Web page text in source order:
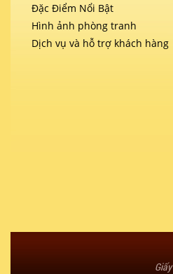
Đặc Điểm Nổi Bật
Hình ảnh phòng tranh
Dịch vụ và hỗ trợ khách hàng